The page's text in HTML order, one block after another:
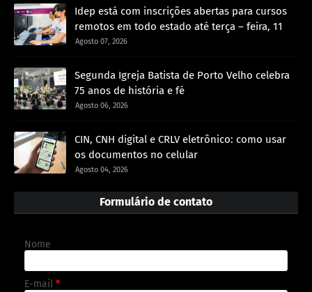
Idep está com inscrições abertas para cursos
remotos em todo estado até terça – feira, 11
Agosto 07, 2026
Segunda Igreja Batista de Porto Velho celebra
75 anos de história e fé
Agosto 06, 2026
CIN, CNH digital e CRLV eletrônico: como usar
os documentos no celular
Agosto 04, 2026
Formulário de contato
Nome
E-mail *